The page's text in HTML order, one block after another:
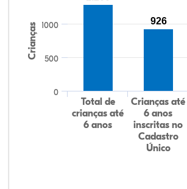
Crianças
Total de
crianças até
6 anos
Crianças até
6 anos
inscritas no
Cadastro
Único
0
500
1000
926